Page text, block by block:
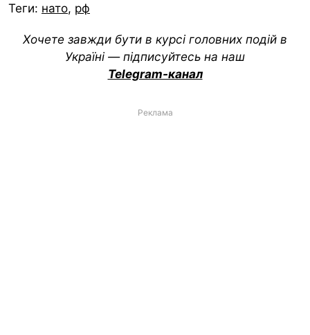
Теги: нато, рф
Хочете завжди бути в курсі головних подій в
Україні — підписуйтесь на наш
Telegram-канал
Реклама